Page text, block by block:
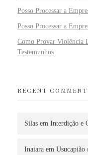
Posso Processar a
Posso Processar a
Como Provar Violência
Testemunhos
RECENT
Silas em Interdição e
Inaiara em